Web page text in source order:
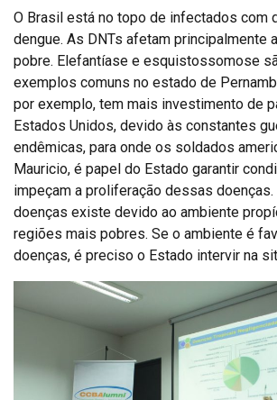
O Brasil está no topo de infectados com
dengue. As DNTs afetam principalmente
pobre. Elefantíase e esquistossomose
exemplos comuns no estado de
por exemplo, tem mais investimento de
Estados Unidos, devido às constantes
endêmicas, para onde os soldados
Mauricio, é papel do Estado garantir
impeçam a proliferação dessas doenças.
doenças existe devido ao ambiente
regiões mais pobres. Se o ambiente é
doenças, é preciso o Estado intervir na